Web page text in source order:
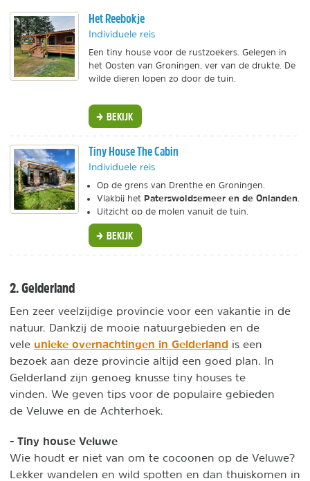
Het Reebokje
Individuele reis
Een tiny house voor de rustzoekers. Gelegen in
het Oosten van Groningen, ver van de drukte. De
wilde dieren lopen zo door de tuin.
BEKIJK
Tiny House The Cabin
Individuele reis
Op de grens van Drenthe en Groningen.
Vlakbij het Paterswoldsemeer en de Onlanden
Uitzicht op de molen vanuit de tuin.
BEKIJK
2. Gelderland
Een zeer veelzijdige provincie voor een vakantie in de
natuur. Dankzij de mooie natuurgebieden en de
vele unieke overnachtingen in Gelderland is een
bezoek aan deze provincie altijd een goed plan. In
Gelderland zijn genoeg knusse tiny houses te
vinden. We geven tips voor de populaire gebieden
de Veluwe en de Achterhoek.
- Tiny house Veluwe
Wie houdt er niet van om te cocoonen op de Veluwe?
Lekker wandelen en wild spotten en dan thuiskomen in